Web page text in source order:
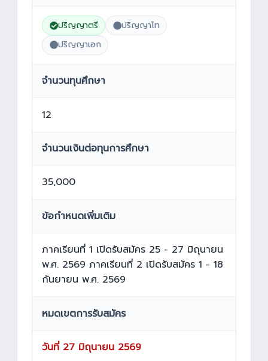
ปริญญาตรี
ปริญญาโท
ปริญญาเอก
จำนวนทุนศึกษา
12
จำนวนเงินต่อทุนการศึกษา
35,000
ข้อกำหนดเพิ่มเติม
ภาคเรียนที่ 1 เปิดรับสมัคร 25 - 27 มิถุนายน
พ.ศ. 2569 ภาคเรียนที่ 2 เปิดรับสมัคร 1 - 18
กันยายน พ.ศ. 2569
หมดเขตการรับสมัคร
วันที่ 27 มิถุนายน 2569